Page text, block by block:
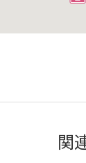
関